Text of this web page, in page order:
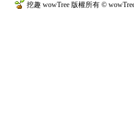
挖趣 wowTree 版權所有 ©